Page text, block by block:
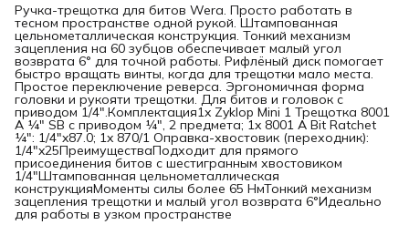
Ручка-трещотка для битов Wera. Просто работать в
тесном пространстве одной рукой. Штампованная
цельнометаллическая конструкция. Тонкий механизм
зацепления на 60 зубцов обеспечивает малый угол
возврата 6° для точной работы. Рифлёный диск помогает
быстро вращать винты, когда для трещотки мало места.
Простое переключение реверса. Эргономичная форма
головки и рукояти трещотки. Для битов и головок с
приводом 1/4".Комплектация1x Zyklop Mini 1 Трещотка 8001
A ¼" SB с приводом ¼", 2 предмета; 1x 8001 A Bit Ratchet
¼": 1/4"x87.0; 1x 870/1 Оправка-хвостовик (переходник):
1/4"x25ПреимуществаПодходит для прямого
присоединения битов с шестигранным хвостовиком
1/4"Штампованная цельнометаллическая
конструкцияМоменты силы более 65 НмТонкий механизм
зацепления трещотки и малый угол возврата 6°Идеально
для работы в узком пространстве